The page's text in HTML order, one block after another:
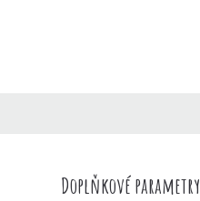
Doplňkové parametry